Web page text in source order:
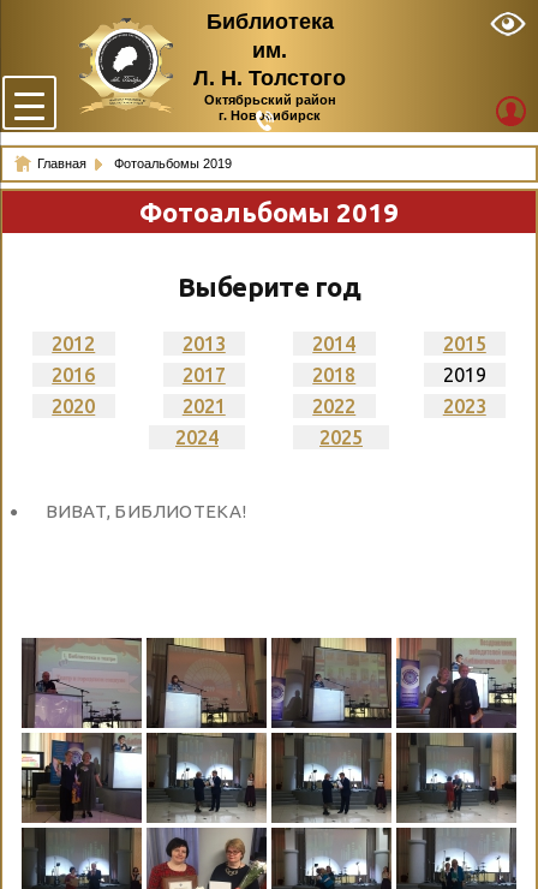
Библиотека
им.
Л. Н. Толстого
Октябрьский район
г. Новосибирск
Главная Фотоальбомы 2019
Фотоальбомы 2019
Выберите год
2012 2013 2014
2015
2016
2017 2018
2019
2020
2021 2022
2023
2024
2025
ВИВАТ, БИБЛИОТЕКА!